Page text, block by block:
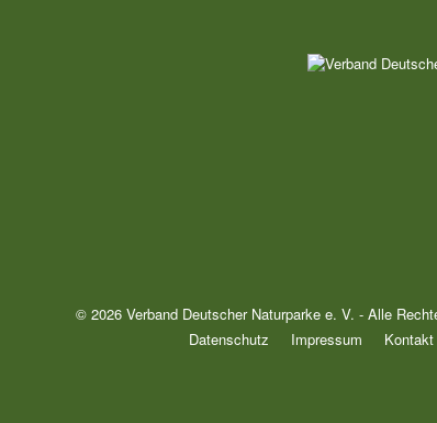
© 2026 Verband Deutscher Naturparke e. V. - Alle
Datenschutz
Impressum Kontakt